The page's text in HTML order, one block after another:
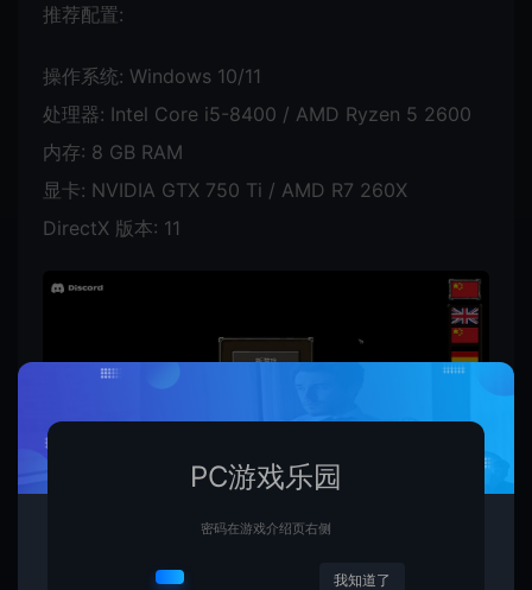
推荐配置:
操作系统: Windows 10/11
处理器: Intel Core i5-8400 / AMD Ryzen 5 2600
内存: 8 GB RAM
显卡: NVIDIA GTX 750 Ti / AMD R7 260X
DirectX 版本: 11
PC游戏乐园
密码在游戏介绍页右侧
我知道了